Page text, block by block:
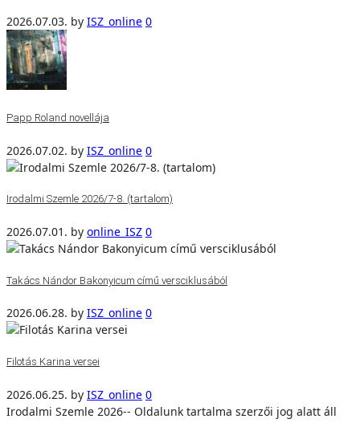
2026.07.03. by ISZ_online 0
Papp Roland novellája
2026.07.02. by ISZ_online 0
Irodalmi Szemle 2026/7-8. (tartalom)
2026.07.01. by online_ISZ 0
Takács Nándor Bakonyicum című versciklusából
2026.06.28. by ISZ_online 0
Filotás Karina versei
2026.06.25. by ISZ_online 0
Irodalmi Szemle 2026-- Oldalunk tartalma szerzői jog alatt áll